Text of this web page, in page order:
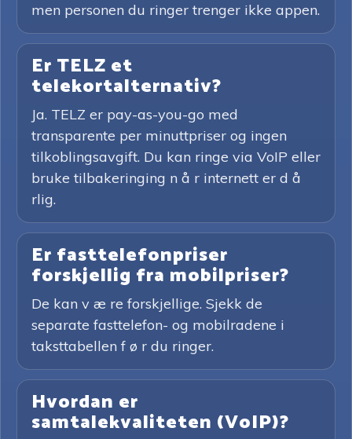
men personen du ringer trenger ikke appen.
Er TELZ et
telekortalternativ?
Ja. TELZ er pay-as-you-go med
transparente per minuttpriser og ingen
tilkoblingsavgift. Du kan ringe via VoIP eller
bruke tilbakeringing n å r internett er d å
rlig.
Er fasttelefonpriser
forskjellig fra mobilpriser?
De kan v æ re forskjellige. Sjekk de
separate fasttelefon- og mobilradene i
taksttabellen f ø r du ringer.
Hvordan er
samtalekvaliteten (VoIP)?